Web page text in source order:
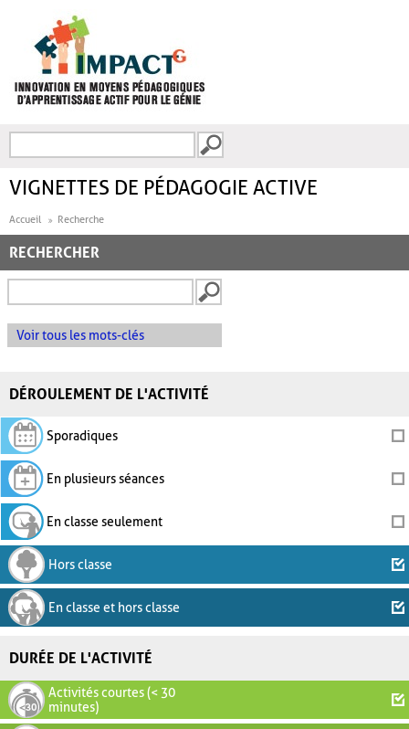
FORMULAIRE DE
VIGNETTES DE PÉDAGOGIE ACTIVE
Accueil Recherche
RECHERCHER
Voir tous les mots-clés
DÉROULEMENT DE L'ACTIVITÉ
Sporadiques
En plusieurs séances
En classe seulement
Hors classe
En classe et hors classe
DURÉE DE L'ACTIVITÉ
Activités courtes (< 30
minutes)